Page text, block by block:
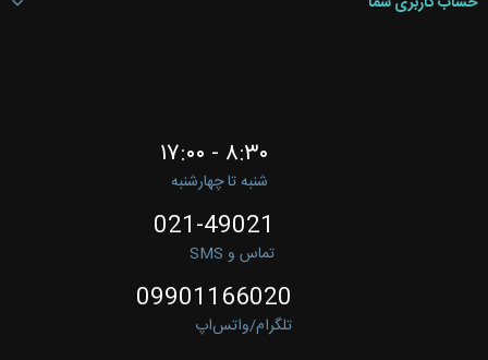
۸:۳۰ - ۱۷:۰۰
شنبه تا چهارشنبه
021-49021
تماس و SMS
09901166020
تلگرام/واتس‌اپ